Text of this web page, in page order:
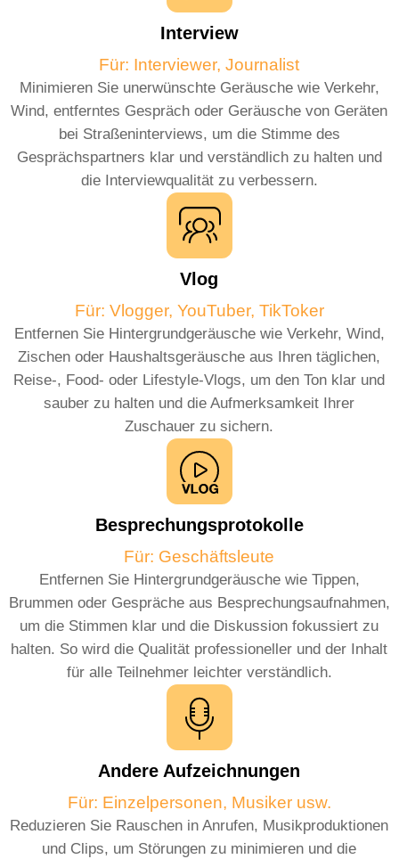
Interview
Für: Interviewer, Journalist
Minimieren Sie unerwünschte Geräusche wie Verkehr,
Wind, entferntes Gespräch oder Geräusche von Geräten
bei Straßeninterviews, um die Stimme des
Gesprächspartners klar und verständlich zu halten und
die Interviewqualität zu verbessern.
Vlog
Für: Vlogger, YouTuber, TikToker
Entfernen Sie Hintergrundgeräusche wie Verkehr, Wind,
Zischen oder Haushaltsgeräusche aus Ihren täglichen,
Reise-, Food- oder Lifestyle-Vlogs, um den Ton klar und
sauber zu halten und die Aufmerksamkeit Ihrer
Zuschauer zu sichern.
Besprechungsprotokolle
Für: Geschäftsleute
Entfernen Sie Hintergrundgeräusche wie Tippen,
Brummen oder Gespräche aus Besprechungsaufnahmen,
um die Stimmen klar und die Diskussion fokussiert zu
halten. So wird die Qualität professioneller und der Inhalt
für alle Teilnehmer leichter verständlich.
Andere Aufzeichnungen
Für: Einzelpersonen, Musiker usw.
Reduzieren Sie Rauschen in Anrufen, Musikproduktionen
und Clips, um Störungen zu minimieren und die